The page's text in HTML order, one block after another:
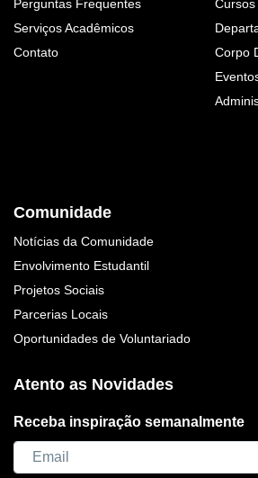
Perguntas Frequentes
Serviços Acadêmicos
Contato
Corpo
Comunidade
Notícias da Comunidade
Envolvimento Estudantil
Projetos Sociais
Parcerias Locais
Oportunidades de Voluntariado
Atento as Novidades
Receba inspiração semanalmente